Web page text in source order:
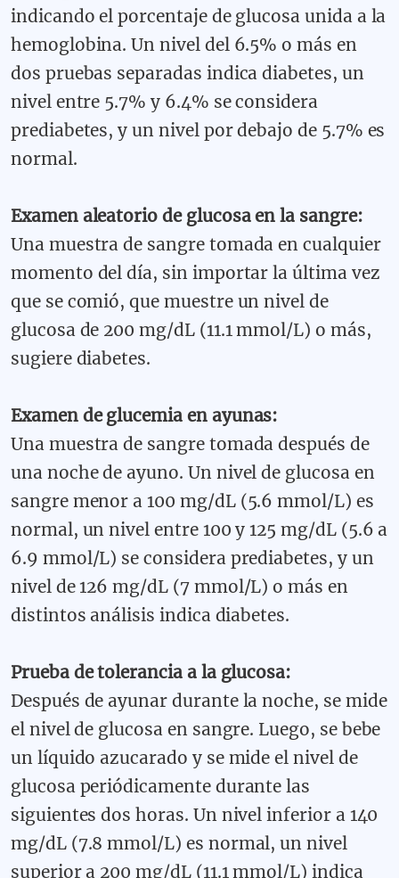
indicando el porcentaje de glucosa unida a la
hemoglobina. Un nivel del 6.5% o más en
dos pruebas separadas indica diabetes, un
nivel entre 5.7% y 6.4% se considera
prediabetes, y un nivel por debajo de 5.7% es
normal.
Examen aleatorio de glucosa en la sangre:
Una muestra de sangre tomada en cualquier
momento del día, sin importar la última vez
que se comió, que muestre un nivel de
glucosa de 200 mg/dL (11.1 mmol/L) o más,
sugiere diabetes.
Examen de glucemia en ayunas:
Una muestra de sangre tomada después de
una noche de ayuno. Un nivel de glucosa en
sangre menor a 100 mg/dL (5.6 mmol/L) es
normal, un nivel entre 100 y 125 mg/dL (5.6 a
6.9 mmol/L) se considera prediabetes, y un
nivel de 126 mg/dL (7 mmol/L) o más en
distintos análisis indica diabetes.
Prueba de tolerancia a la glucosa:
Después de ayunar durante la noche, se mide
el nivel de glucosa en sangre. Luego, se bebe
un líquido azucarado y se mide el nivel de
glucosa periódicamente durante las
siguientes dos horas. Un nivel inferior a 140
mg/dL (7.8 mmol/L) es normal, un nivel
superior a 200 mg/dL (11.1 mmol/L) indica